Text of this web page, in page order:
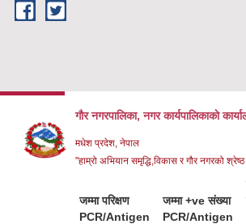
Skip to main content
गौर नगरपालिका, नगर कार्यपालिकाकाे
मधेश प्रदेश, नेपाल
"हाम्रो अभियान समृद्धि,विकास र गौर नगरको
जम्मा परिक्षण
PCR/Antigen
जम्मा +ve संख्या
PCR/Antigen